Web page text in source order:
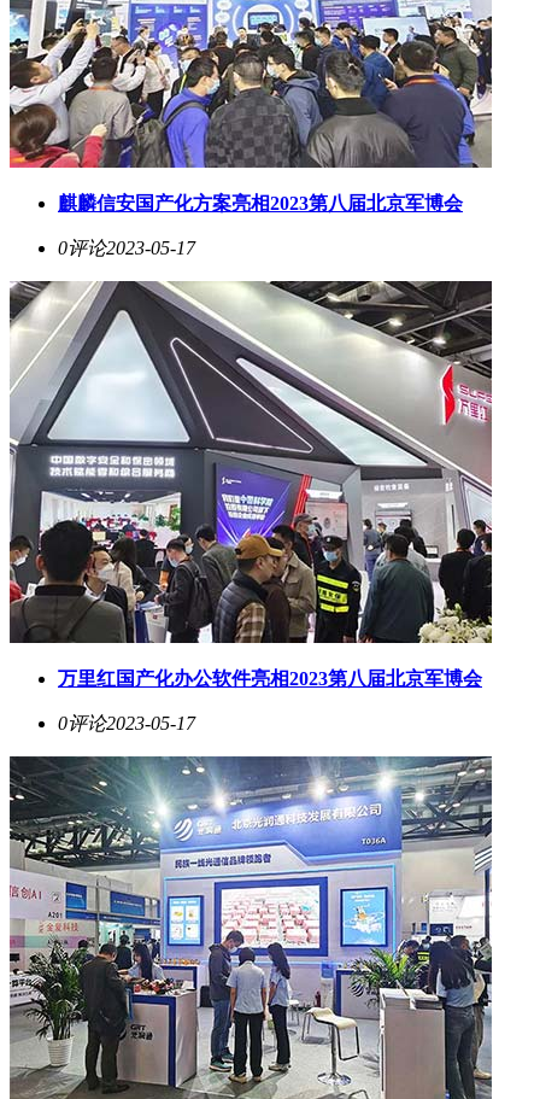
麒麟信安国产化方案亮相2023第八届北京军博会
0评论2023-05-17
万里红国产化办公软件亮相2023第八届北京军博会
0评论2023-05-17